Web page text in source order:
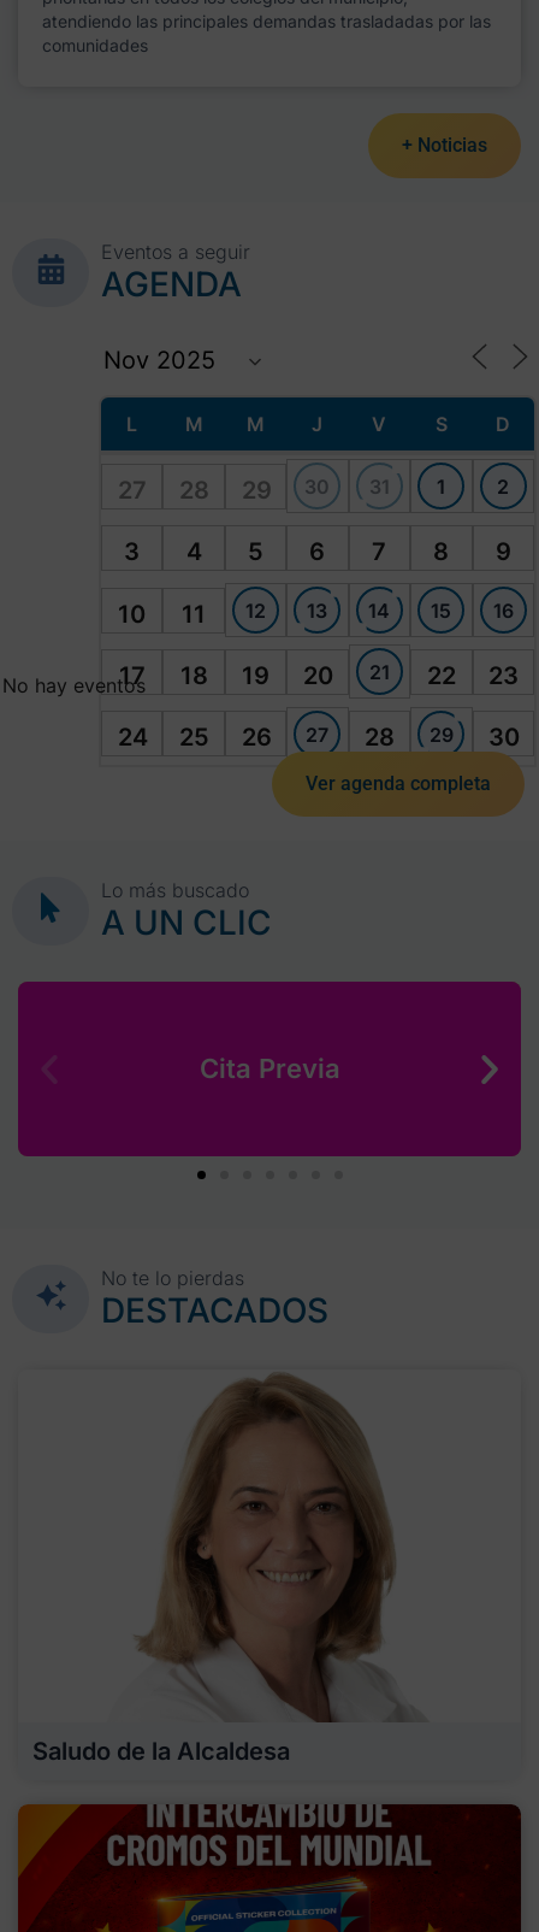
atendiendo las principales demandas trasladadas por las
comunidades
+ Noticias
Eventos a seguir
AGENDA
L M M J V S D
27 28 29 30 31 1 2
3 4 5 6 7 8 9
10 11 12 13 14 15 16
17 18 19 20 21 22 23
24 25 26 27 28 29 30
No hay eventos
Ver agenda completa
Lo más buscado
A UN CLIC
Cita Previa
No te lo pierdas
DESTACADOS
Saludo de la Alcaldesa